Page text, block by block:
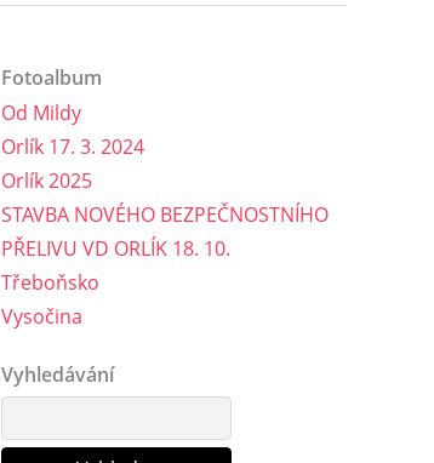
Fotoalbum
Od Mildy
Orlík 17. 3. 2024
Orlík 2025
STAVBA NOVÉHO BEZPEČNOSTNÍHO
PŘELIVU VD ORLÍK 18. 10.
Třeboňsko
Vysočina
Vyhledávání